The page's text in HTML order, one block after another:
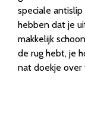
speciale
hebben dat je
makkelijk
de rug hebt, je
nat doekje over